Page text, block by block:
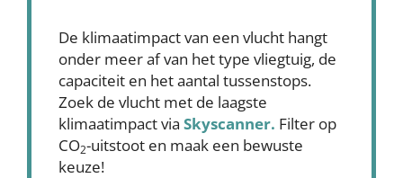
De klimaatimpact van een vlucht hangt
onder meer af van het type vliegtuig, de
capaciteit en het aantal tussenstops.
Zoek de vlucht met de laagste
klimaatimpact via Skyscanner. Filter op
CO2-uitstoot en maak een bewuste
keuze!